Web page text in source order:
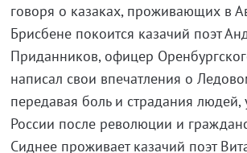
говоря о казаках, проживающих в
Брисбене покоится казачий поэт
Приданников, офицер
написал свои впечатления о
передавая боль и страдания
России после революции и
Сиднее проживает казачий поэт